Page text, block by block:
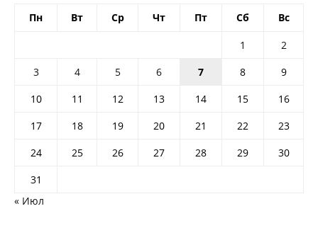
Пн Вт Ср Чт Пт Сб Вс
1
2
3
4 5 6 7 8
9
10
11 12 13 14 15
16
17
18 19 20 21 22
23
24
25 26 27 28 29
30
31
« Июл